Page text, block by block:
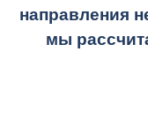
направления
мы